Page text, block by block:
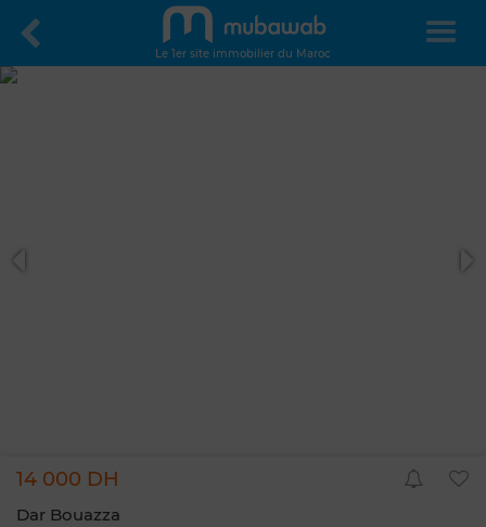
Le 1er site immobilier du Maroc
14 000 DH
Dar Bouazza